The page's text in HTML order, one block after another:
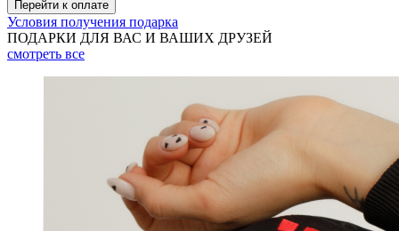
Условия получения подарка
ПОДАРКИ ДЛЯ ВАС И ВАШИХ ДРУЗЕЙ
смотреть все